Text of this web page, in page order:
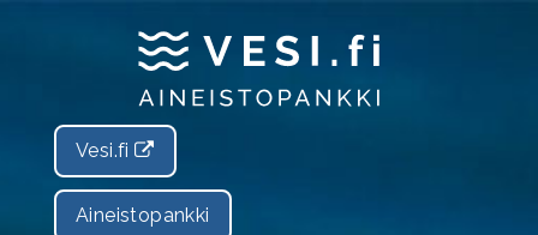
Vesi.fi
Aineistopankki